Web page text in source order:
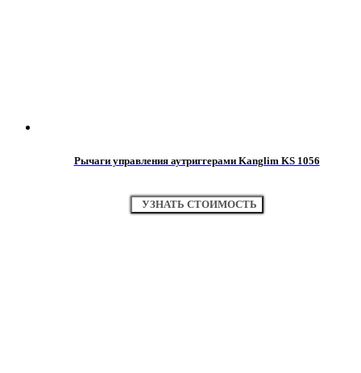
Рычаги управления аутриггерами Kanglim KS 1056
УЗНАТЬ СТОИМОСТЬ